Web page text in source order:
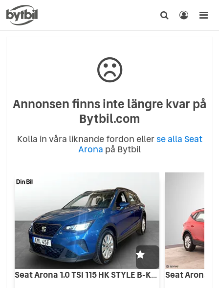
Annonsen finns inte längre kvar på
Bytbil.com
Kolla in våra liknande fordon ellerse alla Seat
Arona på Bytbil
Seat Arona 1.0 TSI 115 HK STYLE B-KAMERA CARPLAY Seat Arona